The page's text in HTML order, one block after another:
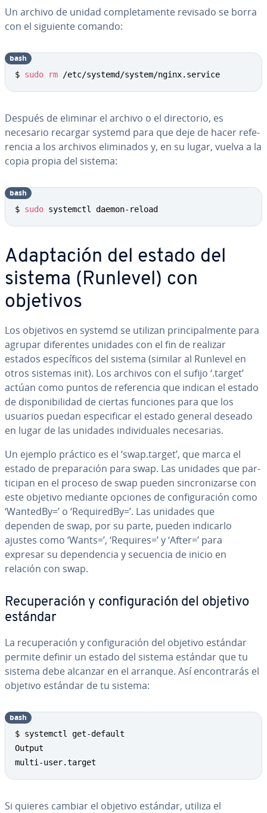
Un archivo de unidad co­m­ple­ta­me­n­te revisado se borra
con el siguiente comando:
$ sudo rm /etc/systemd/system/nginx.service
bash
Después de eliminar el archivo o el di­re­c­to­rio, es
necesario recargar systemd para que deje de hacer re­fe­
re­n­cia a los archivos eli­mi­na­dos y, en su lugar, vuelva a la
copia propia del sistema:
$ sudo systemctl daemon-reload
bash
Ada­p­ta­ción del estado del
sistema (Runlevel) con
objetivos
Los objetivos en systemd se utilizan pri­n­ci­pa­l­me­n­te para
agrupar di­fe­re­n­tes unidades con el fin de realizar
estados es­pe­cí­fi­cos del sistema (similar al Runlevel en
otros sistemas init). Los archivos con el sufijo ‘.target’
actúan como puntos de re­fe­re­n­cia que indican el estado
de di­s­po­ni­bi­li­dad de ciertas funciones para que los
usuarios puedan es­pe­ci­fi­car el estado general deseado
en lugar de las unidades in­di­vi­dua­les ne­ce­sa­rias.
Un ejemplo práctico es el ‘swap.target’, que marca el
estado de pre­pa­ra­ción para swap. Las unidades que pa­r­
ti­ci­pan en el proceso de swap pueden si­n­cro­ni­zar­se con
este objetivo mediante opciones de co­n­fi­gu­ra­ción como
‘WantedBy=’ o ‘Re­qui­re­d­By=’. Las unidades que
dependen de swap, por su parte, pueden indicarlo
ajustes como ‘Wants=’, ‘Requires=’ y ‘After=’ para
expresar su de­pe­n­de­n­cia y secuencia de inicio en
relación con swap.
Re­cu­pe­ra­ción y co­n­fi­gu­ra­ción del objetivo
estándar
La re­cu­pe­ra­ción y co­n­fi­gu­ra­ción del objetivo estándar
permite definir un estado del sistema estándar que tu
sistema debe alcanzar en el arranque. Así en­co­n­tra­rás el
objetivo estándar de tu sistema:
$ systemctl get-default
Output
multi-user.target
bash
Si quieres cambiar el objetivo estándar, utiliza el